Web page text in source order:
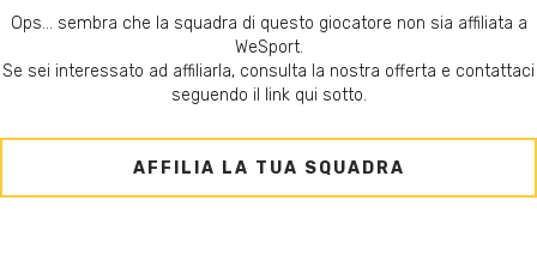
Ops... sembra che la squadra di questo giocatore non sia affiliata a
WeSport.
Se sei interessato ad affiliarla, consulta la nostra offerta e contattaci
seguendo il link qui sotto.
AFFILIA LA TUA SQUADRA